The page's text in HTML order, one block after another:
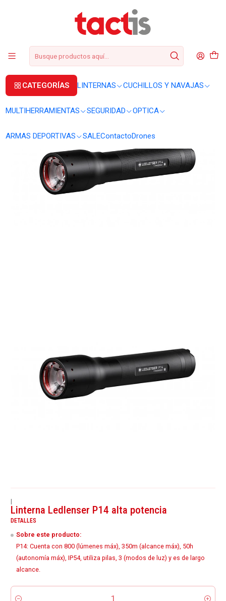
CATEGORÍAS LINTERNAS CUCHILLOS Y NAVAJAS
MULTIHERRAMIENTAS SEGURIDAD OPTICA
ARMAS DEPORTIVAS SALEContactoDrones
+56 2 3224 9572 +569 62369815
LINTERNAS
LINTERNAS DE MANO
Linterna Ledlenser P14 alta potencia
|
Linterna Ledlenser P14 alta potencia
DETALLES
Sobre este producto:
P14: Cuenta con 800 (lúmenes máx), 350m (alcance máx), 50h
(autonomía máx), IP54, utiliza pilas, 3 (modos de luz) y es de largo
alcance.